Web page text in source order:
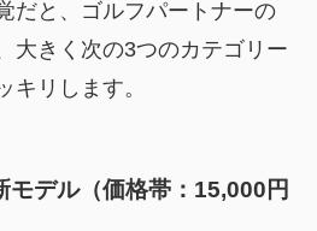
だと、ゴルフパートナーの
大きく次の3つのカテゴリー
キリします。
デル（価格帯：15,000円